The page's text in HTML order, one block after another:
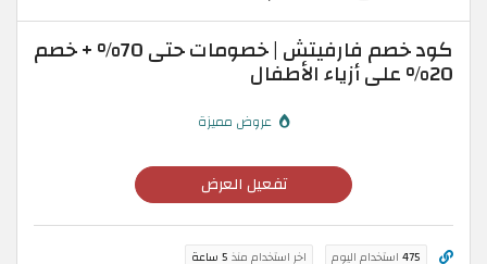
كود خصم فارفيتش | خصومات حتى 70% + خصم
20% على أزياء الأطفال
عروض مميزة
تفعيل العرض
475 استخدام اليوم اخر استخدام منذ 5 ساعة